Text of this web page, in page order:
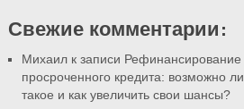
Свежие комментарии:
Михаилк записи Рефинансирование
просроченного кредита: возможно ли
такое и как увеличить свои шансы?